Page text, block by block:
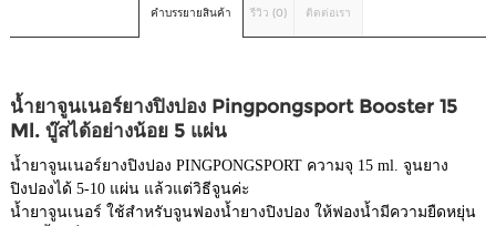
คำบรรยายสินค้า รีวิว (0) ติดต่อเรา
น้ำยาจูนเนอร์ยางปิงปอง Pingpongsport Booster 15
Ml. บู๊สได้อย่างน้อย 5 แผ่น
น้ำยาจูนเนอร์ยางปิงปอง PINGPONGSPORT ความจุ 15 ml. จูนยาง
ปิงปองได้ 5-10 แผ่น แล้วแต่วิธีจูนค่ะ
น้ำยาจูนเนอร์ ใช้สำหรับจูนฟองน้ำยางปิงปอง ให้ฟองน้ำมีความยืดหยุ่น